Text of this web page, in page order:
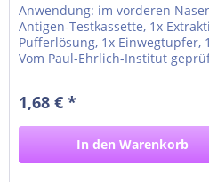
Anwendung: im vorderen
Antigen-Testkassette, 1x
Pufferlösung, 1x Einwegtupfer,
Vom Paul-Ehrlich-Institut
Eigenanwendung ACHTUNG:
eine...
1,68 € *
In den Warenkorb